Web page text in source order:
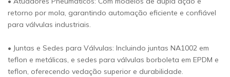
retorno por mola, garantindo automação eficiente e confiável
para válvulas industriais.
• Juntas e Sedes para Válvulas: Incluindo juntas NA1002 em
teflon e metálicas, e sedes para válvulas borboleta em EPDM e
teflon, oferecendo vedação superior e durabilidade.